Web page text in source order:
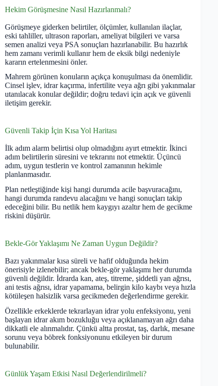
Hekim Görüşmesine Nasıl Hazırlanmalı?
Görüşmeye giderken belirtiler, ölçümler, kullanılan ilaçlar,
eski tahliller, ultrason raporları, ameliyat bilgileri ve varsa
semen analizi veya PSA sonuçları hazırlanabilir. Bu hazırlık
hem zamanı verimli kullanır hem de eksik bilgi nedeniyle
kararın ertelenmesini önler.
Mahrem görünen konuların açıkça konuşulması da önemlidir.
Cinsel işlev, idrar kaçırma, infertilite veya ağrı gibi yakınmalar
utanılacak konular değildir; doğru tedavi için açık ve güvenli
iletişim gerekir.
Güvenli Takip İçin Kısa Yol Haritası
İlk adım alarm belirtisi olup olmadığını ayırt etmektir. İkinci
adım belirtilerin süresini ve tekrarını not etmektir. Üçüncü
adım, uygun testlerin ve kontrol zamanının hekimle
planlanmasıdır.
Plan netleştiğinde kişi hangi durumda acile başvuracağını,
hangi durumda randevu alacağını ve hangi sonuçları takip
edeceğini bilir. Bu netlik hem kaygıyı azaltır hem de gecikme
riskini düşürür.
Bekle-Gör Yaklaşımı Ne Zaman Uygun Değildir?
Bazı yakınmalar kısa süreli ve hafif olduğunda hekim
önerisiyle izlenebilir; ancak bekle-gör yaklaşımı her durumda
güvenli değildir. İdrarda kan, ateş, titreme, şiddetli yan ağrısı,
ani testis ağrısı, idrar yapamama, belirgin kilo kaybı veya hızla
kötüleşen halsizlik varsa gecikmeden değerlendirme gerekir.
Özellikle erkeklerde tekrarlayan idrar yolu enfeksiyonu, yeni
başlayan idrar akım bozukluğu veya açıklanamayan ağrı daha
dikkatli ele alınmalıdır. Çünkü altta prostat, taş, darlık, mesane
sorunu veya böbrek fonksiyonunu etkileyen bir durum
bulunabilir.
Günlük Yaşam Etkisi Nasıl Değerlendirilmeli?